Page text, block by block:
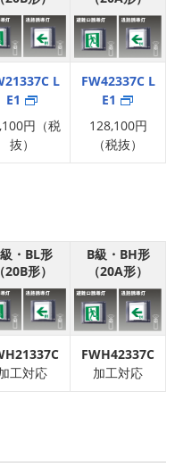
L
E1
円（税
抜）
FW42337C L
E1
128,100円
（税抜）
・BL形
（20B形）
B級・BH形
（20A形）
工対応
FWH42337C
加工対応